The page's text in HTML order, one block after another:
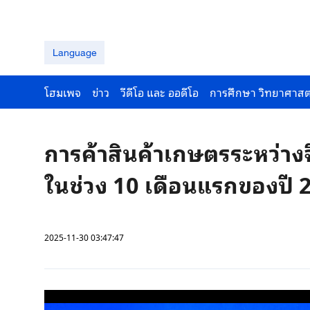
Language
โฮมเพจ ข่าว วีดีโอ และ ออดีโอ การศึกษา วิทยาศาส
การค้าสินค้าเกษตรระหว่า
ในช่วง 10 เดือนแรกของปี
2025-11-30 03:47:47